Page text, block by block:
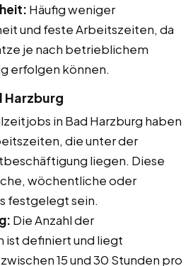
Häufig weniger
und feste Arbeitszeiten, da
je nach betrieblichem
erfolgen können.
Harzburg
in Bad Harzburg haben
die unter der
liegen. Diese
wöchentliche oder
festgelegt sein.
Die Anzahl der
ist definiert und liegt
15 und 30 Stunden pro